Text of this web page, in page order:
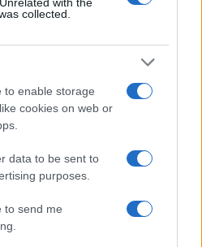
collected.
to enable storage
cookies on web or
data to be sent to
purposes.
to send me